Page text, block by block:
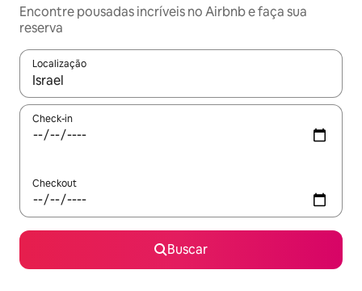
Encontre pousadas incríveis no Airbnb e faça sua
reserva
Localização
Quando os resultados estiverem disponíveis, explore-os
Check-in
Checkout
Buscar